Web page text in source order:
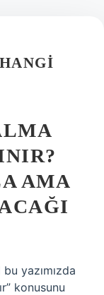
AMA
yazımızda
konusunu